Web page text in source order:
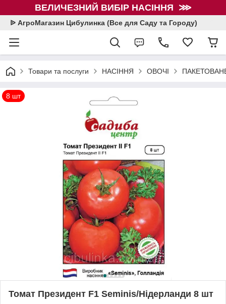
ВЕЛИЧЕЗНИЙ ВИБІР НАСІННЯ ⋙
ᐉ АгроМагазин Цибулинка (Все для Саду та Городу)
Товари та послуги НАСІННЯ ОВОЧІ
8 шт
Томат Президент F1 Seminis/Нідерланди 8 шт